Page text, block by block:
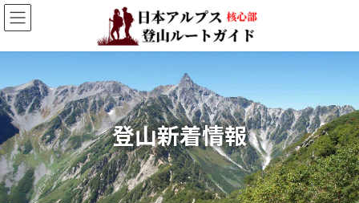
コ
ン
ン
へ
ス
キ
ッ
プ
ナ
ビ
ー
ョ
ン
に
移
動
登山新着情報